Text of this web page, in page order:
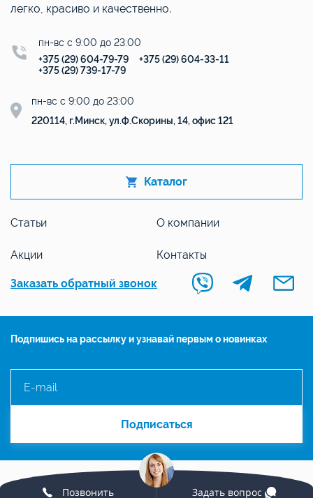
легко, красиво и качественно.
пн-вс с 9:00 до 23:00
+375 (29) 604-79-79
+375 (29) 604-33-11
+375 (29) 739-17-79
пн-вс с 9:00 до 23:00
220114, г.Минск, ул.Ф.Скорины, 14, офис 121
Каталог
Статьи О компании
Акции Контакты
Заказать обратный звонок
Подпишись на рассылку и узнавай первым о новинках
©2016-2026 ООО «АспинСтрой».
Позвонить Задать вопрос